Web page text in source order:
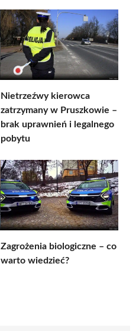
Nietrzeźwy kierowca
zatrzymany w Pruszkowie –
brak uprawnień i legalnego
pobytu
Zagrożenia biologiczne – co
warto wiedzieć?